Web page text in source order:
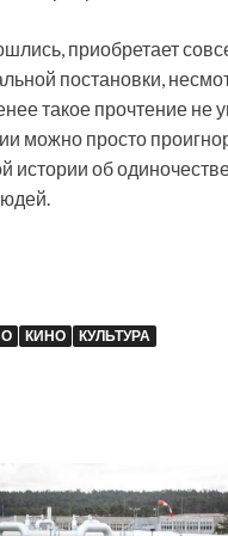
приобретает
постановки,
такое прочтение не
можно просто
истории об
КИНО КУЛЬТУРА